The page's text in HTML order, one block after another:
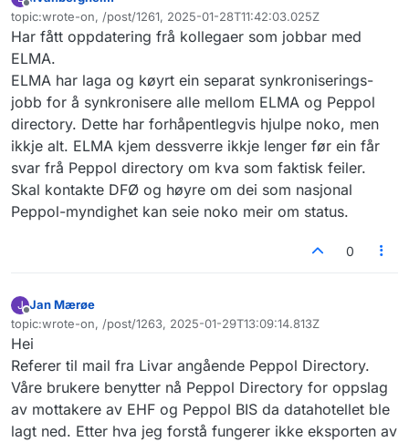
Frakoblet
topic:wrote-on, /post/1261, 2025-01-28T11:42:03.025Z
Sist endret av
Har fått oppdatering frå kollegaer som jobbar med
ELMA.
ELMA har laga og køyrt ein separat synkroniserings-
jobb for å synkronisere alle mellom ELMA og Peppol
directory. Dette har forhåpentlegvis hjulpe noko, men
ikkje alt. ELMA kjem dessverre ikkje lenger før ein får
svar frå Peppol directory om kva som faktisk feiler.
Skal kontakte DFØ og høyre om dei som nasjonal
Peppol-myndighet kan seie noko meir om status.
0
J
Frakoblet
Jan Mærøe
topic:wrote-on, /post/1263, 2025-01-29T13:09:14.813Z
Sist endret av
Hei
Referer til mail fra Livar angående Peppol Directory.
Våre brukere benytter nå Peppol Directory for oppslag
av mottakere av EHF og Peppol BIS da datahotellet ble
lagt ned. Etter hva jeg forstå fungerer ikke eksporten av